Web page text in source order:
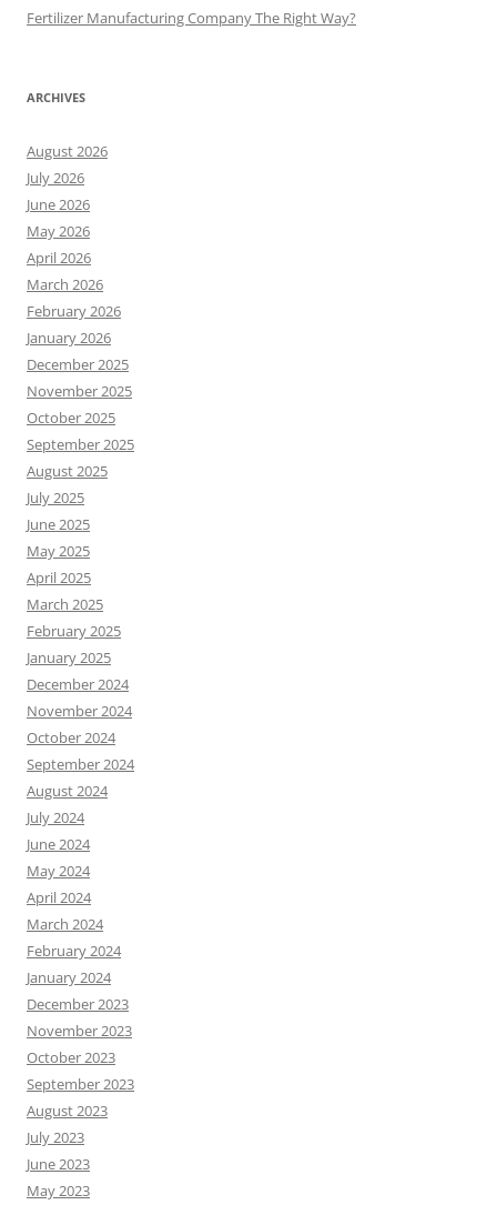
Fertilizer Manufacturing Company The Right Way?
ARCHIVES
August 2026
July 2026
June 2026
May 2026
April 2026
March 2026
February 2026
January 2026
December 2025
November 2025
October 2025
September 2025
August 2025
July 2025
June 2025
May 2025
April 2025
March 2025
February 2025
January 2025
December 2024
November 2024
October 2024
September 2024
August 2024
July 2024
June 2024
May 2024
April 2024
March 2024
February 2024
January 2024
December 2023
November 2023
October 2023
September 2023
August 2023
July 2023
June 2023
May 2023